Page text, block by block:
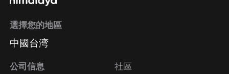
選擇您的地區
中國台湾
公司信息 社區